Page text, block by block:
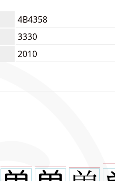
4B4358
3330
2010